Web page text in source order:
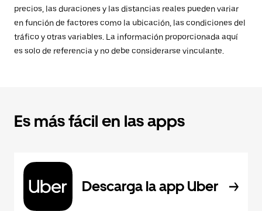
precios, las duraciones y las distancias reales pueden variar
en función de factores como la ubicación, las condiciones del
tráfico y otras variables. La información proporcionada aquí
es solo de referencia y no debe considerarse vinculante.
Es más fácil en las apps
Descarga la app Uber